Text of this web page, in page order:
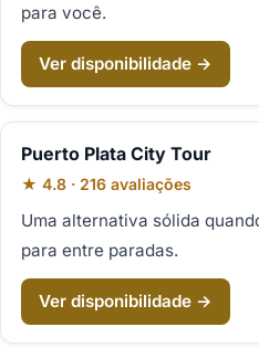
para você.
Ver disponibilidade →
Puerto Plata City Tour
★ 4.8 · 216 avaliações
Uma alternativa sólida
para entre paradas.
Ver disponibilidade →